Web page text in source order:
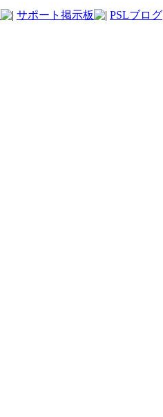
サポート掲示板 PSLブログ